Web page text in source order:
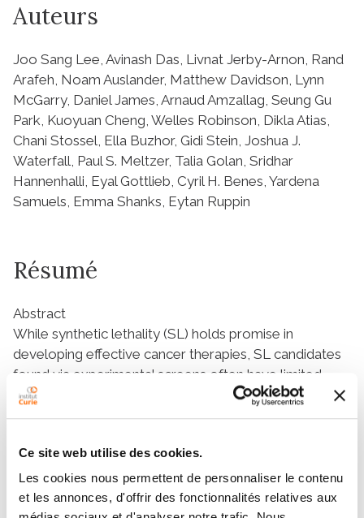
Ce site web utilise des cookies.
Les cookies nous permettent de personnaliser le contenu
et les annonces, d'offrir des fonctionnalités relatives aux
Auteurs
Joo Sang Lee, Avinash Das, Livnat Jerby-Arnon, Rand
Arafeh, Noam Auslander, Matthew Davidson, Lynn
McGarry, Daniel James, Arnaud Amzallag, Seung Gu
Park, Kuoyuan Cheng, Welles Robinson, Dikla Atias,
Chani Stossel, Ella Buzhor, Gidi Stein, Joshua J.
Waterfall, Paul S. Meltzer, Talia Golan, Sridhar
Hannenhalli, Eyal Gottlieb, Cyril H. Benes, Yardena
Samuels, Emma Shanks, Eytan Ruppin
Résumé
Abstract
While synthetic lethality (SL) holds promise in
developing effective cancer therapies, SL candidates
found via experimental screens often have limited
translational value. Here we present a data-driven
approach, ISLE (identification of clinically relevant
the most likely clinically relevant SL interactions (cSLi)
from a given candidate set of lab-screened SLi. We
first validate ISLE via a benchmark of large-scale drug